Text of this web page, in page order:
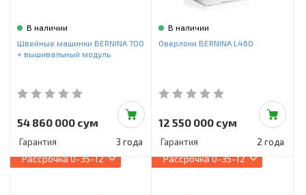
В наличии
Швейные машинки BERNINA 700
+ вышивальный модуль
54 860 000 сум
Гарантия 3 года
В наличии
Оверлоки BERNINA L460
12 550 000 сум
Гарантия 2 года
Рассрочка0-35-12 Рассрочка0-35-12